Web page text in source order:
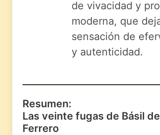
de vivacidad y
moderna, que
sensación de
y autenticidad.
Resumen:
Las veinte fugas de Básil
Ferrero